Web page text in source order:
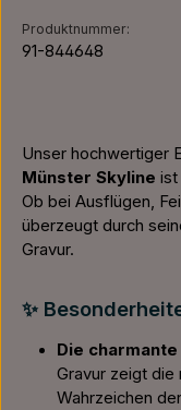
Produktnummer:
91-844648
Unser hochwertiger
Münster Skyline ist
Ob bei Ausflügen,
überzeugt durch
Gravur.
✨
Die
Gravur zeigt die
Wahrzeichen